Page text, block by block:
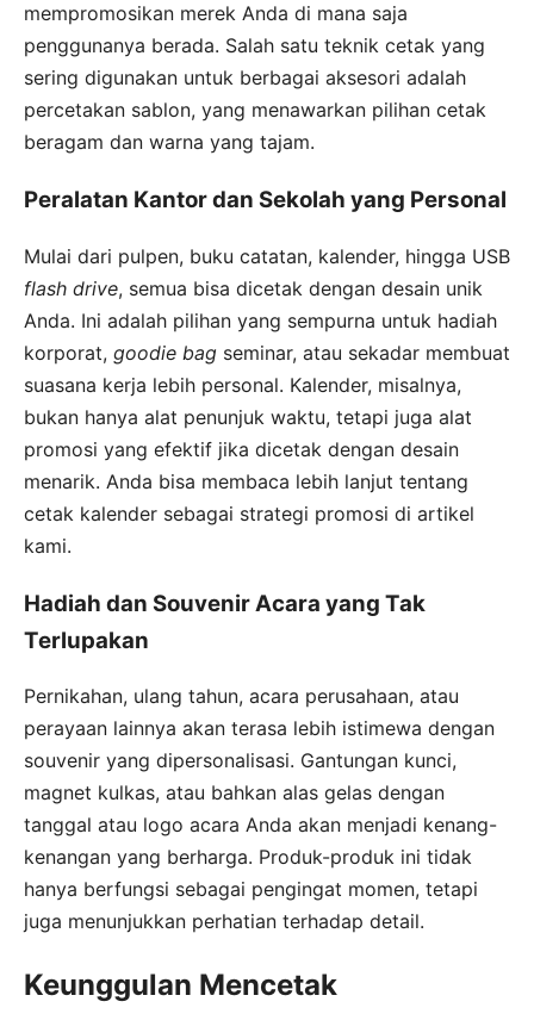
mempromosikan merek Anda di mana saja
penggunanya berada. Salah satu teknik cetak yang
sering digunakan untuk berbagai aksesori adalah
percetakan sablon, yang menawarkan pilihan cetak
beragam dan warna yang tajam.
Peralatan Kantor dan Sekolah yang Personal
Mulai dari pulpen, buku catatan, kalender, hingga USB
flash drive, semua bisa dicetak dengan desain unik
Anda. Ini adalah pilihan yang sempurna untuk hadiah
korporat, goodie bag seminar, atau sekadar membuat
suasana kerja lebih personal. Kalender, misalnya,
bukan hanya alat penunjuk waktu, tetapi juga alat
promosi yang efektif jika dicetak dengan desain
menarik. Anda bisa membaca lebih lanjut tentang
cetak kalender sebagai strategi promosi di artikel
kami.
Hadiah dan Souvenir Acara yang Tak
Terlupakan
Pernikahan, ulang tahun, acara perusahaan, atau
perayaan lainnya akan terasa lebih istimewa dengan
souvenir yang dipersonalisasi. Gantungan kunci,
magnet kulkas, atau bahkan alas gelas dengan
tanggal atau logo acara Anda akan menjadi kenang-
kenangan yang berharga. Produk-produk ini tidak
hanya berfungsi sebagai pengingat momen, tetapi
juga menunjukkan perhatian terhadap detail.
Keunggulan Mencetak